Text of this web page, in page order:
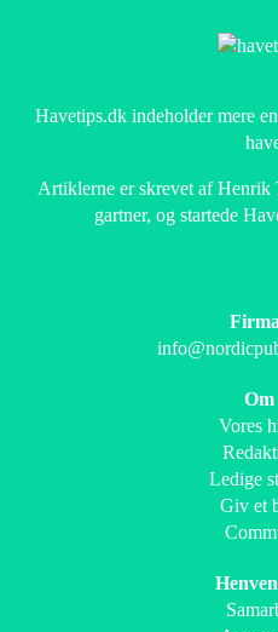
Havetips.dk indeholder mere
Artiklerne er skrevet af Henrik
gartner, og startede
Om
Vores
Ledige
Giv et